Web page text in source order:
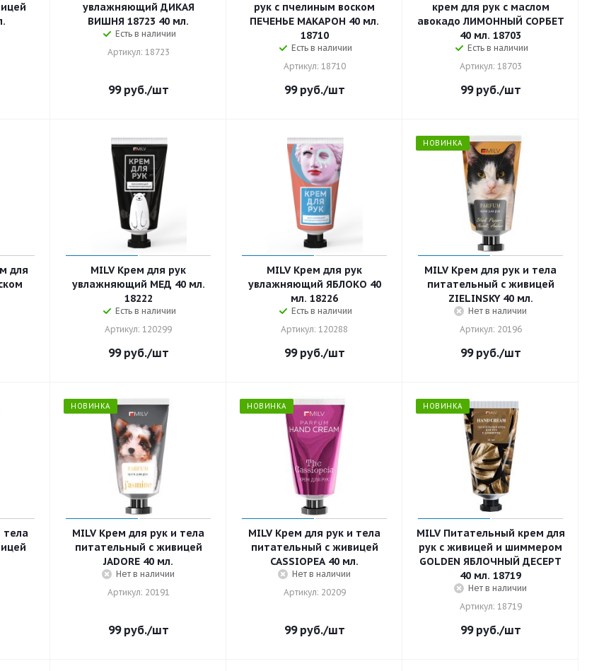
увлажняющий ДИКАЯ
ВИШНЯ 18723 40 мл.
Есть в наличии
Артикул: 18723
99руб./шт
рук с пчелиным воском
ПЕЧЕНЬЕ МАКАРОН 40 мл.
18710
Есть в наличии
Артикул: 18710
99руб./шт
крем для рук с маслом
авокадо ЛИМОННЫЙ СОРБЕТ
40 мл. 18703
Есть в наличии
Артикул: 18703
99руб./шт
для
MILV Крем для рук
увлажняющий МЕД 40 мл.
18222
Есть в наличии
Артикул: 120299
99руб./шт
MILV Крем для рук
увлажняющий ЯБЛОКО 40
мл. 18226
Есть в наличии
Артикул: 120288
99руб./шт
НОВИНКА
MILV Крем для рук и тела
питательный с живицей
ZIELINSKY 40 мл.
Нет в наличии
Артикул: 20196
99руб./шт
тела
НОВИНКА
MILV Крем для рук и тела
питательный с живицей
JADORE 40 мл.
Нет в наличии
Артикул: 20191
99руб./шт
НОВИНКА
MILV Крем для рук и тела
питательный с живицей
CASSIOPEA 40 мл.
Нет в наличии
Артикул: 20209
99руб./шт
НОВИНКА
MILV Питательный крем для
рук с живицей и шиммером
GOLDEN ЯБЛОЧНЫЙ ДЕСЕРТ
40 мл. 18719
Нет в наличии
Артикул: 18719
99руб./шт